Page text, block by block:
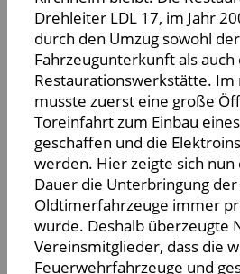
Drehleiter LDL 17, im Jahr
durch den Umzug sowohl der
Fahrzeugunterkunft als auch
Restaurationswerkstätte. Im
musste zuerst eine große
Toreinfahrt zum Einbau
geschaffen und die
werden. Hier zeigte sich nun
Dauer die Unterbringung
Oldtimerfahrzeuge immer
wurde. Deshalb überzeugte
Vereinsmitglieder, dass die
Feuerwehrfahrzeuge und